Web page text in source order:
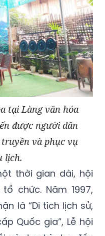
tại Làng văn hóa
được người dân
và phục vụ
lịch.
thời gian dài, hội
chức. Năm 1997,
là “Di tích lịch sử,
Quốc gia”, Lễ hội